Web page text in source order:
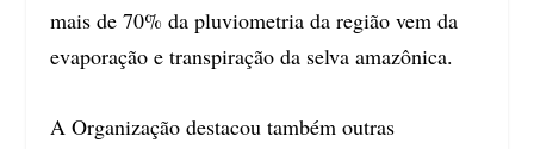
mais de 70% da pluviometria da região vem da
evaporação e transpiração da selva amazônica.
A Organização destacou também outras